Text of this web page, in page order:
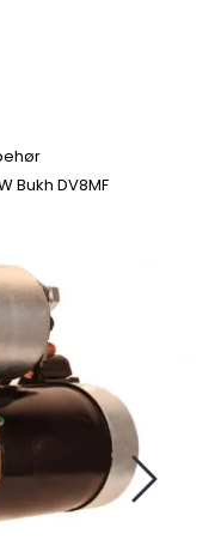
Bukh DV8MF